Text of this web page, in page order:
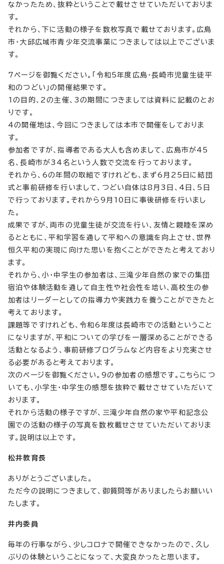
なかったため、抜粋ということで載せさせていただいておりま
す。
それから、下に活動の様子を数枚写真で載せております。広島
市・大邱広域市青少年交流事業につきましては以上でございま
す。
7ページを御覧ください。「令和5年度広島・長崎市児童生徒平
和のつどい」の開催結果です。
1の目的、2の主催、3の期間につきましては資料に記載のとお
りです。
4の開催地は、今回につきましては本市で開催をしておりま
す。
参加者ですが、指導者である大人も含めまして、広島市が45
名、長崎市が34名という人数で交流を行っております。
それから、6の年間の取組ですけれども、まず6月25日に結団
式と事前研修を行いまして、つどい自体は8月3日、4日、5日
で行っております。それから9月10日に事後研修を行いまし
た。
成果ですが、両市の児童生徒が交流を行い、友情と親睦を深め
るとともに、平和学習を通して平和への意識を向上させ、世界
恒久平和の実現に向けた思いを抱くことができたと考えており
ます。
それから、小・中学生の参加者は、三滝少年自然の家での集団
宿泊や体験活動を通して自主性や社会性を培い、高校生の参
加者はリーダーとしての指導力や実践力を養うことができたと
考えております。
課題等ですけれども、令和6年度は長崎市での活動ということ
になりますが、平和についての学びを一層深めることができる
活動となるよう、事前研修プログラムなど内容をより充実させ
る必要があると考えております。
次のページを御覧ください。9の参加者の感想です。こちらにつ
いても、小学生・中学生の感想を抜粋で載せさせていただいて
おります。
それから活動の様子ですが、三滝少年自然の家や平和記念公
園での活動の様子の写真を数枚載せさせていただいておりま
す。説明は以上です。
松井教育長
ありがとうございました。
ただ今の説明につきまして、御質問等がありましたらお願いい
たします。
井内委員
毎年の行事ながら、少しコロナで開催できなかったので、久し
ぶりの体験ということになって、大変良かったと思います。